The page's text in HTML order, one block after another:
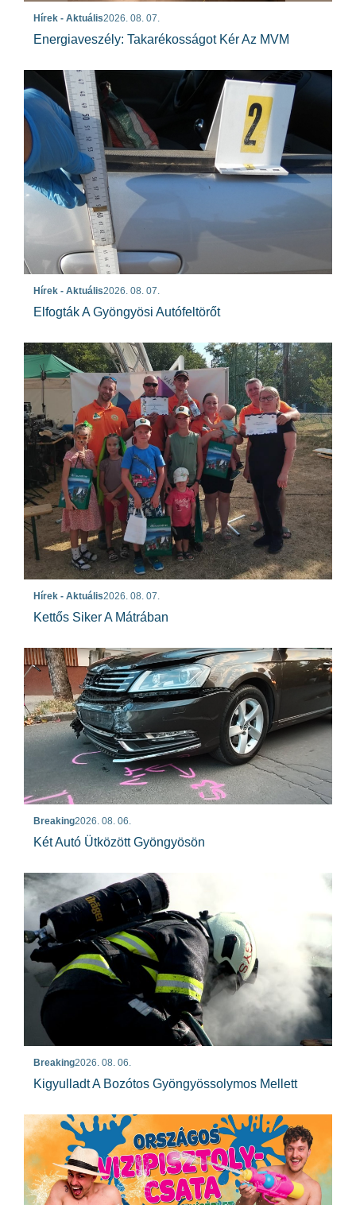
Hírek - Aktuális2026. 08. 07.
Energiaveszély: Takarékosságot Kér Az MVM
Hírek - Aktuális2026. 08. 07.
Elfogták A Gyöngyösi Autófeltörőt
Hírek - Aktuális2026. 08. 07.
Kettős Siker A Mátrában
Breaking2026. 08. 06.
Két Autó Ütközött Gyöngyösön
Breaking2026. 08. 06.
Kigyulladt A Bozótos Gyöngyössolymos Mellett